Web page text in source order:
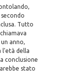
Tutto
anno,
l'età della
conclusione
stato